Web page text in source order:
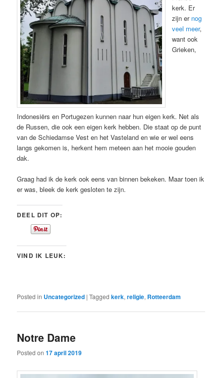
kerk. Er
zijn er nog
veel meer,
want ook
Grieken,
Indonesiërs en Portugezen kunnen naar hun eigen kerk. Net als
de Russen, die ook een eigen kerk hebben. Die staat op de punt
van de Schiedamse Vest en het Vasteland en wie er wel eens
langs gekomen is, herkent hem meteen aan het mooie gouden
dak.
Graag had ik de kerk ook eens van binnen bekeken. Maar toen ik
er was, bleek de kerk gesloten te zijn.
DEEL DIT OP:
VIND IK LEUK:
Posted in Uncategorized |Tagged kerk,religie, Rotteerdam
Notre Dame
Posted on17 april 2019